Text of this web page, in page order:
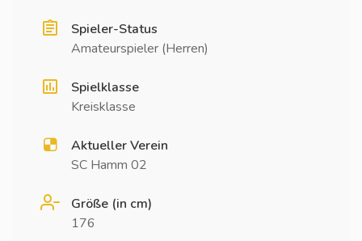
Spieler-Status
Amateurspieler (Herren)
Spielklasse
Kreisklasse
Aktueller Verein
SC Hamm 02
Größe (in cm)
176